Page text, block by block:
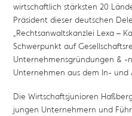
wirtschaftlich stärksten 20
Präsident dieser deutschen
„Rechtsanwaltskanzlei Lexa –
Schwerpunkt auf
Unternehmensgründungen & -
Unternehmen aus dem In- und
Die Wirtschaftsjunioren
jungen Unternehmern und